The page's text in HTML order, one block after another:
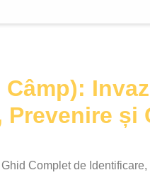
și
Complet de